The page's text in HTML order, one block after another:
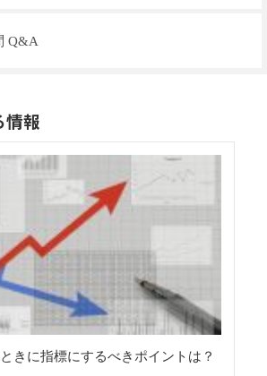
Q&A
情報
きに指標にするべきポイントは？